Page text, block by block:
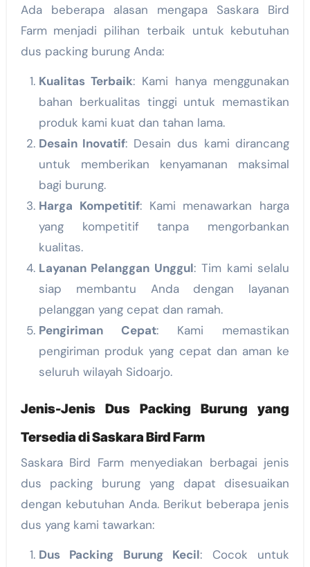
Ada beberapa alasan mengapa Saskara Bird
Farm menjadi pilihan terbaik untuk kebutuhan
dus packing burung Anda:
Kualitas Terbaik: Kami hanya menggunakan
bahan berkualitas tinggi untuk memastikan
produk kami kuat dan tahan lama.
Desain Inovatif: Desain dus kami dirancang
untuk memberikan kenyamanan maksimal
bagi burung.
Harga Kompetitif: Kami menawarkan harga
yang kompetitif tanpa mengorbankan
kualitas.
Layanan Pelanggan Unggul: Tim kami selalu
siap membantu Anda dengan layanan
pelanggan yang cepat dan ramah.
Pengiriman Cepat: Kami memastikan
pengiriman produk yang cepat dan aman ke
seluruh wilayah Sidoarjo.
Jenis-Jenis Dus Packing Burung yang
Tersedia di Saskara Bird Farm
Saskara Bird Farm menyediakan berbagai jenis
dus packing burung yang dapat disesuaikan
dengan kebutuhan Anda. Berikut beberapa jenis
dus yang kami tawarkan:
Dus Packing Burung Kecil: Cocok untuk